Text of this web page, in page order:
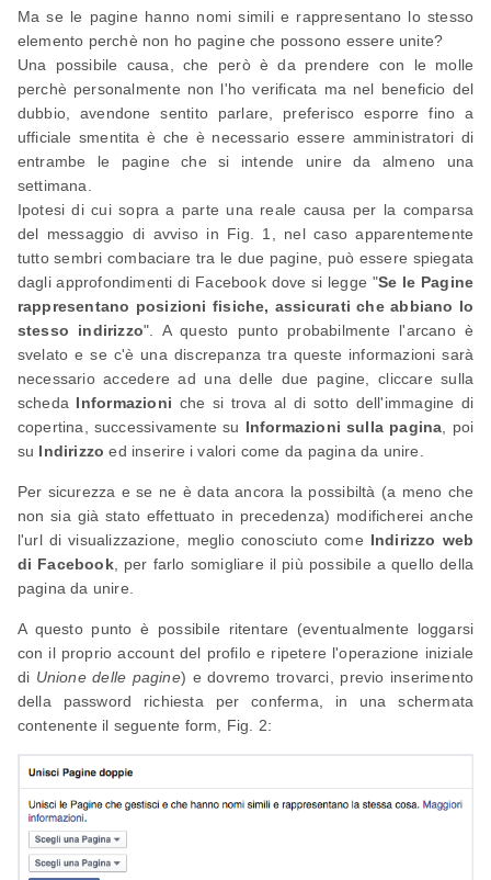
Ma se le pagine hanno nomi simili e rappresentano lo stesso
elemento perchè non ho pagine che possono essere unite?
Una possibile causa, che però è da prendere con le molle
perchè personalmente non l'ho verificata ma nel beneficio del
dubbio, avendone sentito parlare, preferisco esporre fino a
ufficiale smentita è che è necessario essere amministratori di
entrambe le pagine che si intende unire da almeno una
settimana.
Ipotesi di cui sopra a parte una reale causa per la comparsa
del messaggio di avviso in Fig. 1, nel caso apparentemente
tutto sembri combaciare tra le due pagine, può essere spiegata
dagli approfondimenti di Facebook dove si legge "Se le Pagine
rappresentano posizioni fisiche, assicurati che abbiano lo
stesso indirizzo". A questo punto probabilmente l'arcano è
svelato e se c'è una discrepanza tra queste informazioni sarà
necessario accedere ad una delle due pagine, cliccare sulla
scheda Informazioni che si trova al di sotto dell'immagine di
copertina, successivamente su Informazioni sulla pagina, poi
su Indirizzo ed inserire i valori come da pagina da unire.
Per sicurezza e se ne è data ancora la possibiltà (a meno che
non sia già stato effettuato in precedenza) modificherei anche
l'url di visualizzazione, meglio conosciuto come Indirizzo web
di Facebook, per farlo somigliare il più possibile a quello della
pagina da unire.
A questo punto è possibile ritentare (eventualmente loggarsi
con il proprio account del profilo e ripetere l'operazione iniziale
di Unione delle pagine) e dovremo trovarci, previo inserimento
della password richiesta per conferma, in una schermata
contenente il seguente form, Fig. 2: